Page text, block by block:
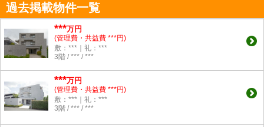
過去掲載物件一覧
***万円
(管理費・共益費 ***円)
敷：***｜礼：***
3階 / *** / ***
***万円
(管理費・共益費 ***円)
敷：***｜礼：***
3階 / *** / ***